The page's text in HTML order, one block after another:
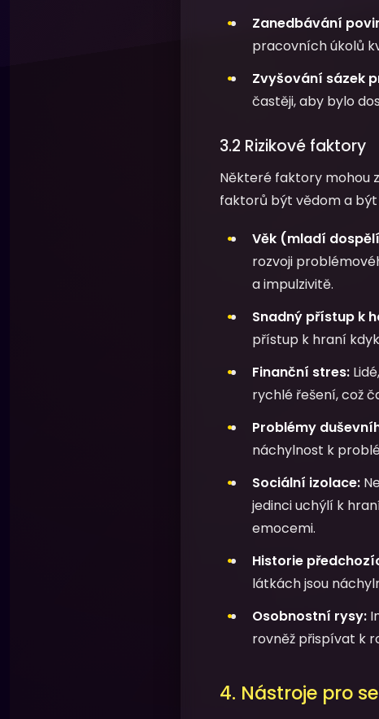
Zanedbávání
pracovních úkolů
Zvyšování sázek
častěji, aby bylo
3.2 Rizikové faktory
Některé faktory mohou
faktorů být vědom a být
Věk (mladí
rozvoji
a impulzivitě.
Snadný přístup k
přístup k hraní
Finanční stres:
rychlé řešení, což
Problémy
náchylnost k
Sociální izolace:
jedinci uchýlí k
emocemi.
Historie
látkách jsou
Osobnostní rysy:
rovněž přispívat k
4. Nástroje pro